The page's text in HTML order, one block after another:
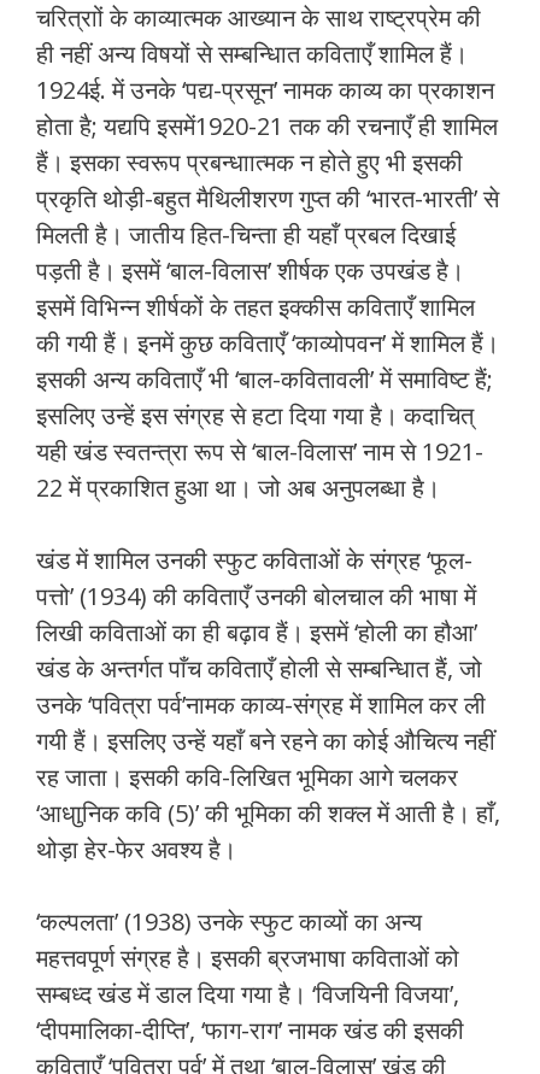
चरित्राों के काव्यात्मक आख्यान के साथ राष्ट्रप्रेम की
ही नहीं अन्य विषयों से सम्बन्धिात कविताएँ शामिल हैं।
1924ई. में उनके ‘पद्य-प्रसून’ नामक काव्य का प्रकाशन
होता है; यद्यपि इसमें1920-21 तक की रचनाएँ ही शामिल
हैं। इसका स्वरूप प्रबन्धाात्मक न होते हुए भी इसकी
प्रकृति थोड़ी-बहुत मैथिलीशरण गुप्त की ‘भारत-भारती’ से
मिलती है। जातीय हित-चिन्ता ही यहाँ प्रबल दिखाई
पड़ती है। इसमें ‘बाल-विलास’ शीर्षक एक उपखंड है।
इसमें विभिन्न शीर्षकों के तहत इक्कीस कविताएँ शामिल
की गयी हैं। इनमें कुछ कविताएँ ‘काव्योपवन’ में शामिल हैं।
इसकी अन्य कविताएँ भी ‘बाल-कवितावली’ में समाविष्ट हैं;
इसलिए उन्हें इस संग्रह से हटा दिया गया है। कदाचित्
यही खंड स्वतन्त्रा रूप से ‘बाल-विलास’ नाम से 1921-
22 में प्रकाशित हुआ था। जो अब अनुपलब्धा है।
खंड में शामिल उनकी स्फुट कविताओं के संग्रह ‘फूल-
पत्तो’ (1934) की कविताएँ उनकी बोलचाल की भाषा में
लिखी कविताओं का ही बढ़ाव हैं। इसमें ‘होली का हौआ’
खंड के अन्तर्गत पाँच कविताएँ होली से सम्बन्धिात हैं, जो
उनके ‘पवित्रा पर्व’नामक काव्य-संग्रह में शामिल कर ली
गयी हैं। इसलिए उन्हें यहाँ बने रहने का कोई औचित्य नहीं
रह जाता। इसकी कवि-लिखित भूमिका आगे चलकर
‘आधाुनिक कवि (5)’ की भूमिका की शक्ल में आती है। हाँ,
थोड़ा हेर-फेर अवश्य है।
‘कल्पलता’ (1938) उनके स्फुट काव्यों का अन्य
महत्तवपूर्ण संग्रह है। इसकी ब्रजभाषा कविताओं को
सम्बध्द खंड में डाल दिया गया है। ‘विजयिनी विजया’,
‘दीपमालिका-दीप्ति’, ‘फाग-राग’ नामक खंड की इसकी
कविताएँ ‘पवित्रा पर्व’ में तथा ‘बाल-विलास’ खंड की